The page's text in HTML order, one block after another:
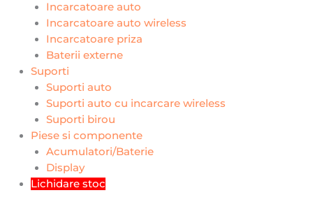
Incarcatoare auto
Incarcatoare auto wireless
Incarcatoare priza
Baterii externe
Suporti
Suporti auto
Suporti auto cu incarcare wireless
Suporti birou
Piese si componente
Acumulatori/Baterie
Display
Lichidare stoc